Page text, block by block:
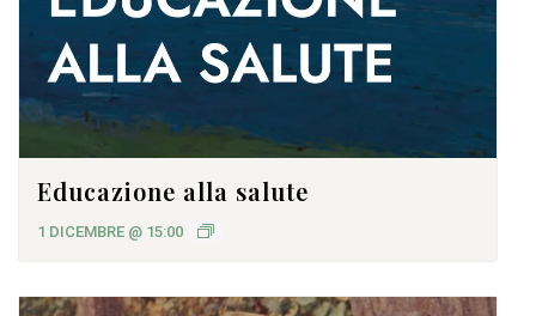
Educazione alla salute
1 DICEMBRE @ 15:00